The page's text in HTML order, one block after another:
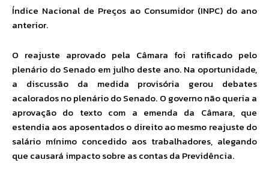
Índice Nacional de Preços ao Consumidor (INPC) do ano
anterior.
O reajuste aprovado pela Câmara foi ratificado pelo
plenário do Senado em julho deste ano. Na oportunidade,
a discussão da medida provisória gerou debates
acalorados no plenário do Senado. O governo não queria a
aprovação do texto com a emenda da Câmara, que
estendia aos aposentados o direito ao mesmo reajuste do
salário mínimo concedido aos trabalhadores, alegando
que causará impacto sobre as contas da Previdência.